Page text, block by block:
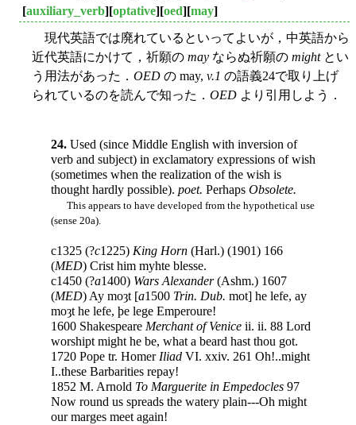
[auxiliary_verb][optative][oed][may]
現代英語では廃れているといってよいが，中英語から
近代英語にかけて，祈願の may ならぬ祈願の mightとい
う用法があった． OED の may, v.1 の語義24で取り上げ
られているのを読んで知った． OED より引用しよう．
24. Used (since Middle English with inversion of
verb and subject) in exclamatory expressions of wish
(sometimes when the realization of the wish is
thought hardly possible). poet. Perhaps Obsolete.
This appears to have developed from the hypothetical use
(sense 20a).
c1325 (?c1225) King Horn (Harl.) (1901) 166
(MED) Crist him myhte blesse.
c1450 (?a1400) Wars Alexander(Ashm.) 1607
(MED) Ay moȝt [a1500 Trin. Dub. mot] he lefe, ay
moȝt he lefe, þe lege Emperoure!
1600 Shakespeare Merchant of Venice ii. ii. 88 Lord
worshipt might he be, what a beard hast thou got.
1720 Pope tr. Homer Iliad VI. xxiv. 261 Oh!..might
I..these Barbarities repay!
1852 M. Arnold To Marguerite in Empedocles 97
Now round us spreads the watery plain---Oh might
our marges meet again!